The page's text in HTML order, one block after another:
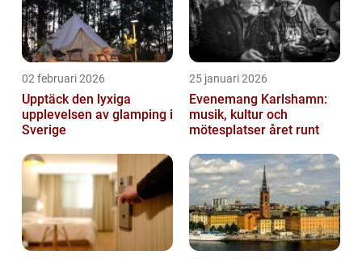
02 februari 2026
Upptäck den lyxiga
upplevelsen av glamping i
Sverige
25 januari 2026
Evenemang Karlshamn:
musik, kultur och
mötesplatser året runt